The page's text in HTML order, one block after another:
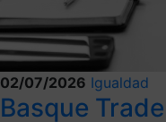
02/07/2026 Igualdad
Basque